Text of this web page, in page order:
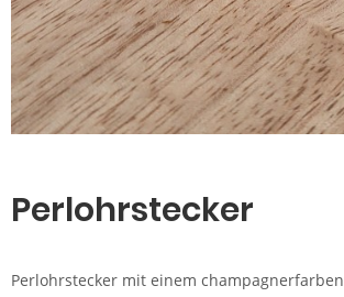
Perlohrstecker
Perlohrstecker mit einem